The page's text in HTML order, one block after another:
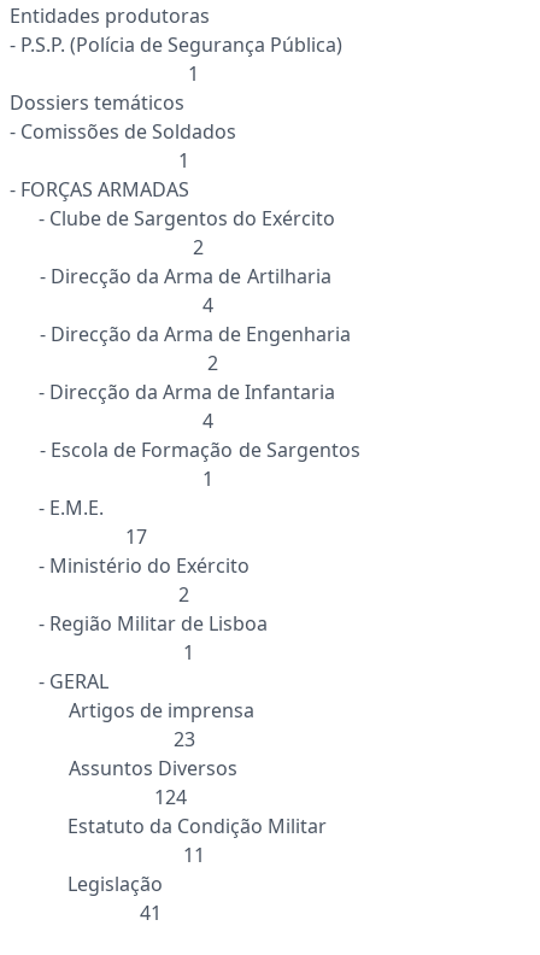
Entidades produtoras
- P.S.P. (Polícia de Segurança Pública)
1
Dossiers temáticos
- Comissões de Soldados
1
- FORÇAS ARMADAS
- Clube de Sargentos do Exército
2
- Direcção da Arma de Artilharia
4
- Direcção da Arma de Engenharia
2
- Direcção da Arma de Infantaria
4
- Escola de Formação de Sargentos
1
- E.M.E.
17
- Ministério do Exército
2
- Região Militar de Lisboa
1
- GERAL
Artigos de imprensa
23
Assuntos Diversos
124
Estatuto da Condição Militar
11
Legislação
41